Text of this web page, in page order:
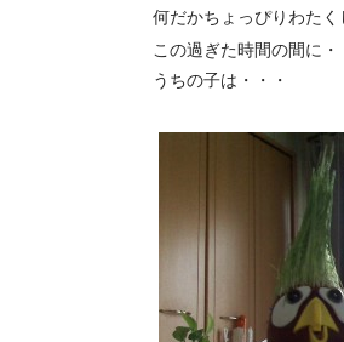
何だかちょっぴりわたく
この過ぎた時間の間に・
うちの子は・・・